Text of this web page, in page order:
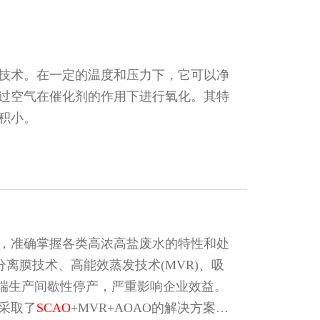
术。在一定的温度和压力下，它可以净
空气在催化剂的作用下进行氧化。其特
小。
准确掌握各类高浓高盐废水的特性和处
离膜技术、高能效蒸发技术(MVR)、吸
产间歇性停产，严重影响企业效益。
取了SCAO+MVR+AOAO的解决方案，